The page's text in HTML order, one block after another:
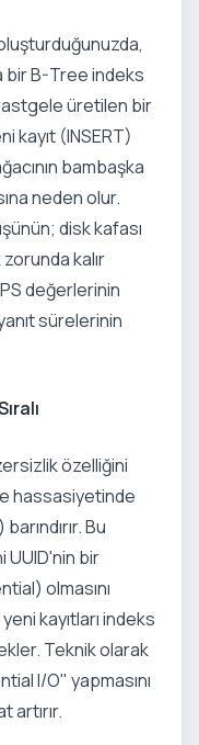
bir B-Tree indeks
üretilen bir
kayıt (INSERT)
bambaşka
neden olur.
disk kafası
kalır
değerlerinin
sürelerinin
özelliğini
hassasiyetinde
Bu
UUID'nin bir
olmasını
kayıtları indeks
Teknik olarak
I/O" yapmasını
artırır.